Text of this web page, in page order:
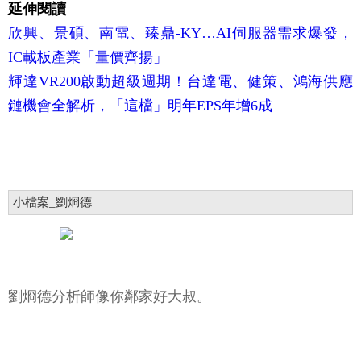
延伸閱讀
欣興、景碩、南電、臻鼎-KY…AI伺服器需求爆發，
IC載板產業「量價齊揚」
輝達VR200啟動超級週期！台達電、健策、鴻海供應
鏈機會全解析，「這檔」明年EPS年增6成
小檔案_劉烱德
劉烱德分析師像你鄰家好大叔。